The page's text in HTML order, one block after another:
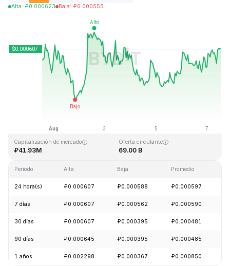
Alta: ₽0.000623 Baja: ₽0.000555
Última actualización: 2026-08-07, 12:42 GMT+0
Capitalización de mercado
₽41.93M
Oferta circulante
69.00 B
Periodo Alta Baja Promedio
24 hora(s) ₽0.000607 ₽0.000588 ₽0.000597
7 días ₽0.000607 ₽0.000562 ₽0.000590
30 días ₽0.000607 ₽0.000395 ₽0.000481
90 días ₽0.000645 ₽0.000395 ₽0.000485
1 años ₽0.002298 ₽0.000367 ₽0.000850